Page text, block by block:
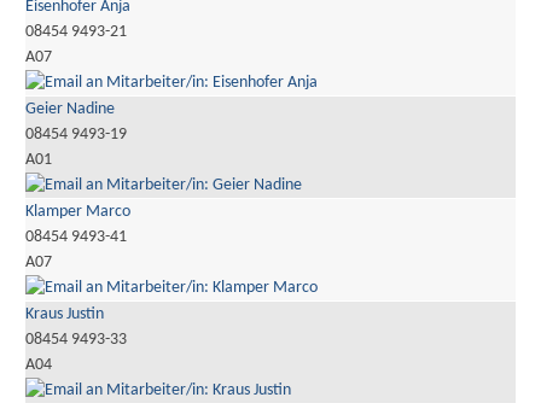
Eisenhofer Anja
08454 9493-21
A07
Geier Nadine
08454 9493-19
A01
Klamper Marco
08454 9493-41
A07
Kraus Justin
08454 9493-33
A04